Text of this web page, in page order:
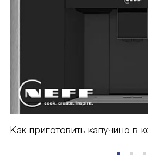
Как приготовить капучино в